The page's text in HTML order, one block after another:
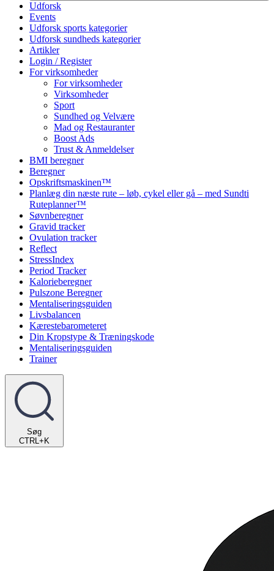
Udforsk
Events
Udforsk sports kategorier
Udforsk sundheds kategorier
Artikler
Login / Register
For virksomheder
For virksomheder
Virksomheder
Sport
Sundhed og Velvære
Mad og Restauranter
Boost Ads
Trust & Anmeldelser
BMI beregner
Beregner
Opskriftsmaskinen™
Planlæg din næste rute – løb, cykel eller gå – med Sundti
Ruteplanner™
Søvnberegner
Gravid tracker
Ovulation tracker
Reflect
StressIndex
Period Tracker
Kalorieberegner
Pulszone Beregner
Mentaliseringsguiden
Livsbalancen
Kærestebarometeret
Din Kropstype & Træningskode
Mentaliseringsguiden
Trainer
Søg
CTRL+K